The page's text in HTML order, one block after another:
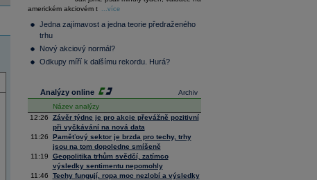
Composite
Index
36 350,88 0,59
Performance
index
4 070,26
americkém akciovém t
...více
Jedna zajímavost a jedna teorie předraženého
trhu
Nový akciový normál?
Odkupy míří k dalšímu rekordu. Hurá?
Archiv
Analýzy online
Název analýzy
12:26
Závěr týdne je pro akcie převážně pozitivní
při vyčkávání na nová data
11:26
Paměťový sektor je brzda pro techy, trhy
jsou na tom dopoledne smíšeně
11:19
Geopolitika trhům svědčí, zatímco
výsledky sentimentu nepomohly
11:46
Techy fungují, ropa moc nezlobí a výsledky